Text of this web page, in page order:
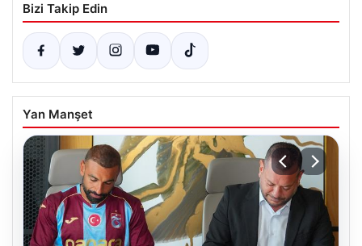
Bizi Takip Edin
Yan Manşet